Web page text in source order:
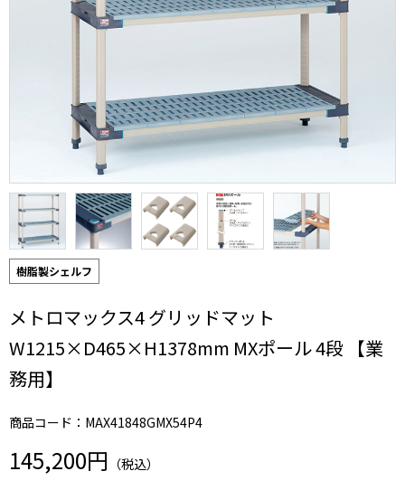
樹脂製シェルフ
メトロマックス4 グリッドマット
W1215×D465×H1378mm MXポール 4段 【業
務用】
商品コード：MAX41848GMX54P4
145,200円 （税込）